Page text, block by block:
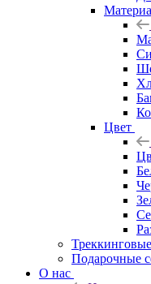
Цвет
Подарочные
О нас